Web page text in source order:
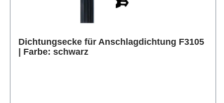
Dichtungsecke für Anschlagdichtung F3105
| Farbe: schwarz